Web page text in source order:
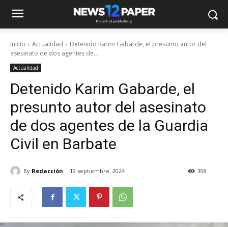
Inicio Actualidad
Detenido Karim Gabarde, el presunto autor del
asesinato de dos agentes de...
Actualidad
Detenido Karim Gabarde, el
presunto autor del asesinato
de dos agentes de la Guardia
Civil en Barbate
By Redacción 19 septiembre, 2024 308